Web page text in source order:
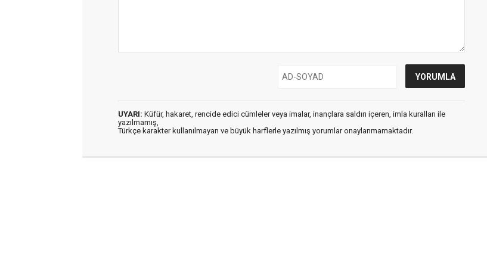
UYARI: Küfür, hakaret, rencide edici cümleler veya imalar, inançlara saldırı içeren, imla kuralları ile
yazılmamış,
Türkçe karakter kullanılmayan ve büyük harflerle yazılmış yorumlar onaylanmamaktadır.